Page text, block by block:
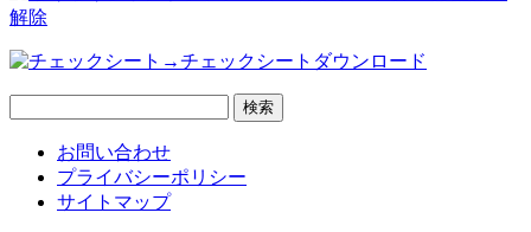
解除
→チェックシートダウンロード
お問い合わせ
プライバシーポリシー
サイトマップ